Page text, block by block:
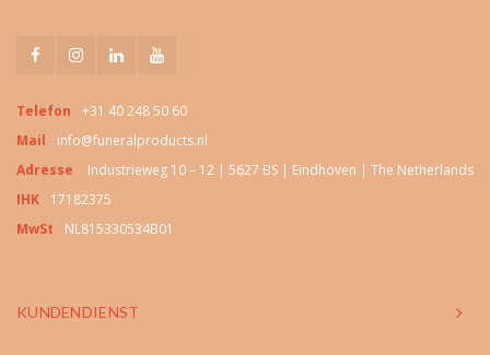
Telefon
+31 40 248 50 60
Mail
info@funeralproducts.nl
Adresse
Industrieweg 10 – 12 | 5627 BS | Eindhoven | The Netherlands
IHK
17182375
MwSt
NL815330534B01
KUNDENDIENST